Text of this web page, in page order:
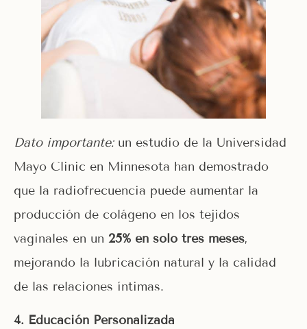
Dato importante:un estudio de la Universidad
Mayo Clinic en Minnesota han demostrado
que la radiofrecuencia puede aumentar la
producción de colágeno en los tejidos
vaginales en un 25% en solo tres meses,
mejorando la lubricación natural y la calidad
de las relaciones íntimas.
4️. Educación Personalizada